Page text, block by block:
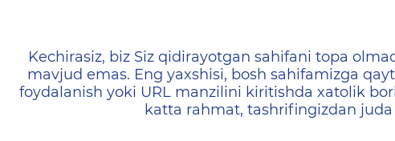
404 — Страница не
Kechirasiz, biz Siz qidirayotgan sahifani topa
mavjud emas. Eng yaxshisi, bosh sahifamizga
foydalanish yoki URL manzilini kiritishda xatolik
katta rahmat, tashrifingizdan